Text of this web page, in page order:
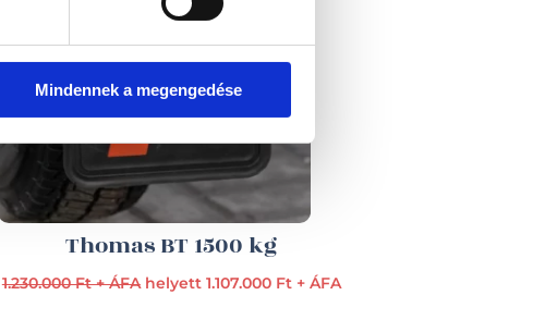
Mindennek a megengedése
Thomas BT 1500 kg
1.230.000 Ft + ÁFAhelyett 1.107.000 Ft + ÁFA